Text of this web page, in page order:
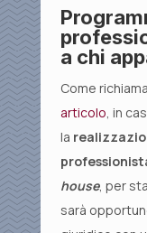
a chi
Come
articolo, in
la
house, per
sarà